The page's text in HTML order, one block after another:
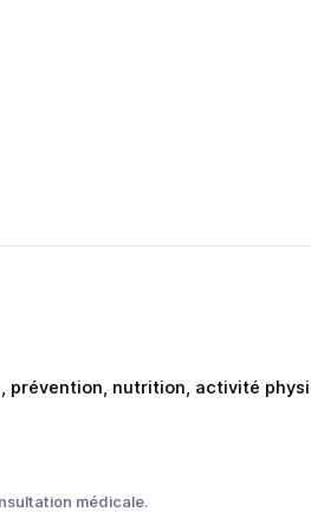
nutrition, activité
médicale.